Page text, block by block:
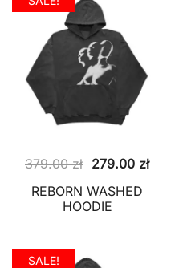
379.00zł Pierwotna
cena
wynosiła:
279.00 zł
REBORN WASHED
HOODIE
SALE!